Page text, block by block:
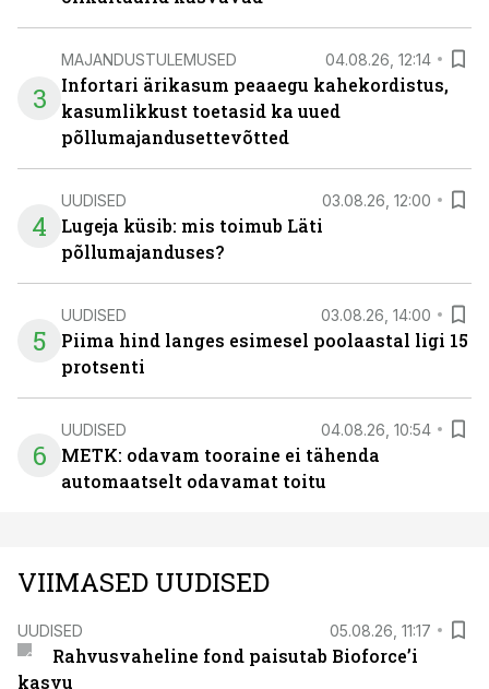
3
MAJANDUSTULEMUSED 04.08.26, 12:14
Infortari ärikasum peaaegu kahekordistus,
kasumlikkust toetasid ka uued
põllumajandusettevõtted
4
UUDISED 03.08.26, 12:00
Lugeja küsib: mis toimub Läti
põllumajanduses?
5
UUDISED 03.08.26, 14:00
Piima hind langes esimesel poolaastal ligi 15
protsenti
6
UUDISED 04.08.26, 10:54
METK: odavam tooraine ei tähenda
automaatselt odavamat toitu
VIIMASED UUDISED
UUDISED 05.08.26, 11:17
Rahvusvaheline fond paisutab Bioforce’i
kasvu